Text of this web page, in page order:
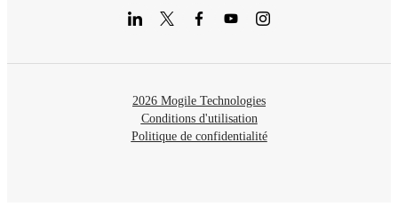
2026 Mogile Technologies
Conditions d'utilisation
Politique de confidentialité